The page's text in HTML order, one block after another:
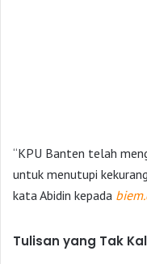
“KPU Banten telah
untuk menutupi
kata Abidin kepada
Tulisan yang Tak